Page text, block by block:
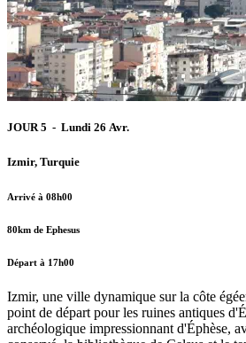
JOUR 5 - Lundi 26 Avr.
Izmir, Turquie
Arrivé à 08h00
80km de Ephesus
Départ à 17h00
Izmir, une ville dynamique sur la côte
point de départ pour les ruines antiques
archéologique impressionnant d'Éphèse,